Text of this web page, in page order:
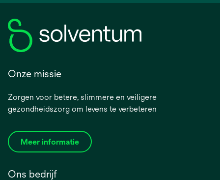
Onze missie
Zorgen voor betere, slimmere en veiligere
gezondheidszorg om levens te verbeteren
Meer informatie
Ons bedrijf